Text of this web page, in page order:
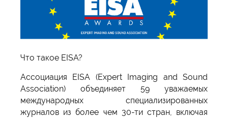
Что такое EISA?
Ассоциация EISA (Expert Imaging and Sound
Association) объединяет 59 уважаемых
международных специализированных
журналов из более чем 30-ти стран, включая